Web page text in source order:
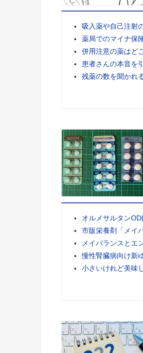
吸入薬や自己注射
薬局でのマイナ保
併用注意の薬はど
患者さんの本音を
残薬の数を聞かれ
オルメサルタン
市販栄養剤「メイ
メイバランスとエ
慢性腎臓病向け新
小さいけれど美味